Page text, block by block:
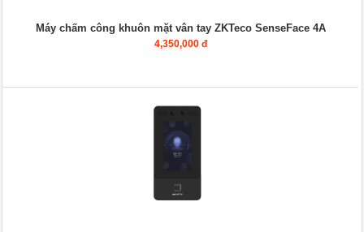
Máy chấm công khuôn mặt vân tay ZKTeco SenseFace 4A
4,350,000 đ